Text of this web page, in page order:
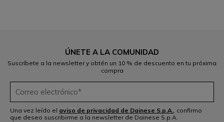
ÚNETE A LA COMUNIDAD
Suscríbete a la newsletter y obtén un 10 % de descuento en tu próxima
compra
Una vez leído el aviso de privacidad de Dainese S.p.A., confirmo
que deseo suscribirme a la newsletter de Dainese S.p.A.